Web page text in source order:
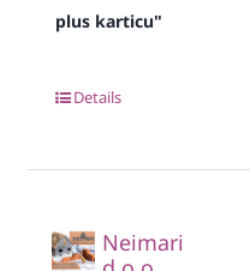
plus karticu"
Details
Neimari